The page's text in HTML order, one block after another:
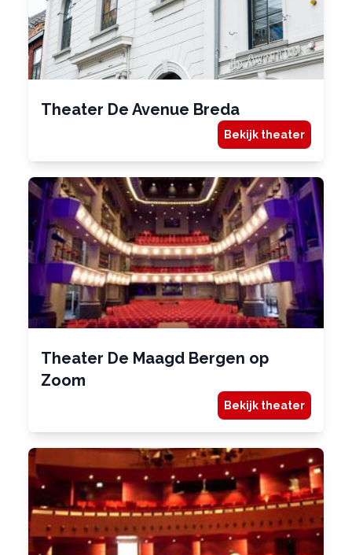
Theater De Avenue Breda
Bekijk theater
Theater De Maagd Bergen op
Zoom
Bekijk theater